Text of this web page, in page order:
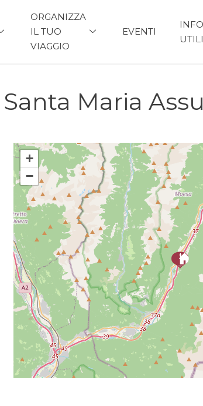
ORGANIZZA
IL TUO
VIAGGIO
EVENTI
INFO
UTILI
Maria
+
−